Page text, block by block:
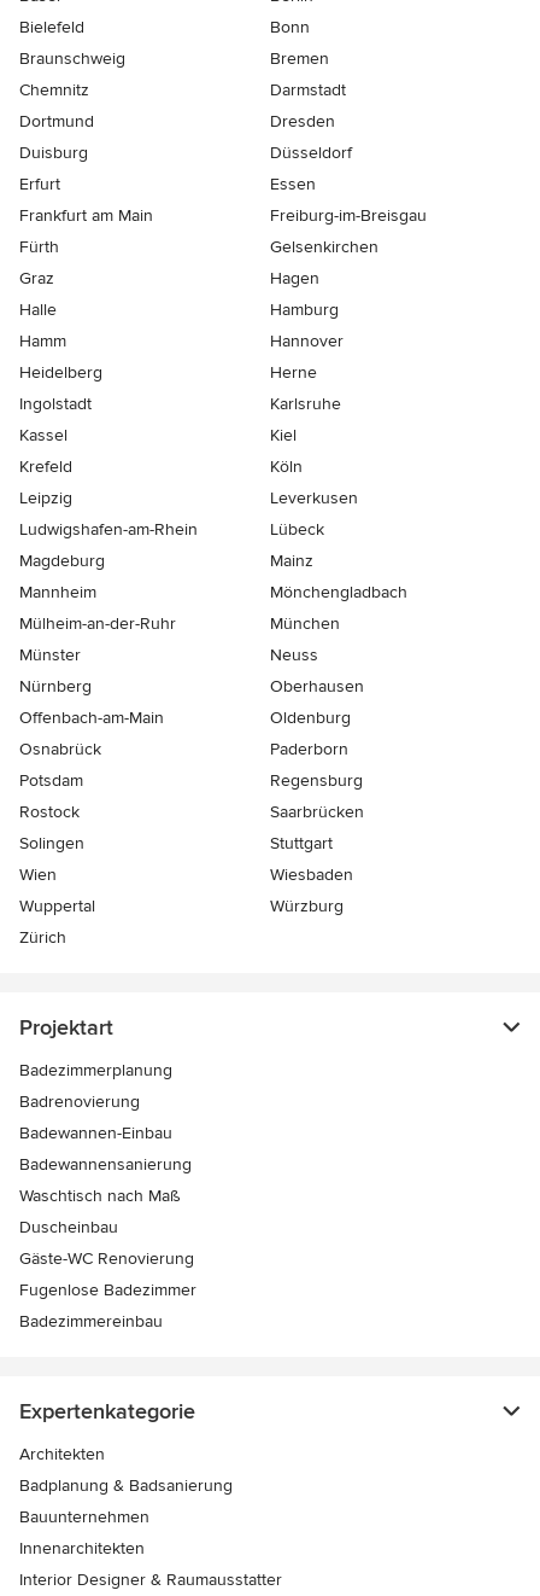
Bielefeld
Bonn
Braunschweig
Bremen
Chemnitz
Darmstadt
Dortmund
Dresden
Duisburg
Düsseldorf
Erfurt
Essen
Frankfurt am Main
Freiburg-im-Breisgau
Fürth
Gelsenkirchen
Graz
Hagen
Halle
Hamburg
Hamm
Hannover
Heidelberg
Herne
Ingolstadt
Karlsruhe
Kassel
Kiel
Krefeld
Köln
Leipzig
Leverkusen
Ludwigshafen-am-Rhein
Lübeck
Magdeburg
Mainz
Mannheim
Mönchen­gladbach
Mülheim-an-der-Ruhr
München
Münster
Neuss
Nürnberg
Oberhausen
Offenbach-am-Main
Oldenburg
Osnabrück
Paderborn
Potsdam
Regensburg
Rostock
Saarbrücken
Solingen
Stuttgart
Wien
Wiesbaden
Wuppertal
Würzburg
Zürich
Projektart
Badezimmerplanung
Badrenovierung
Badewannen-Einbau
Badewannensanierung
Waschtisch nach Maß
Duscheinbau
Gäste-WC Renovierung
Fugenlose Badezimmer
Badezimmereinbau
Expertenkategorie
Architekten
Badplanung & Badsanierung
Bauunternehmen
Innenarchitekten
Interior Designer & Raumausstatter